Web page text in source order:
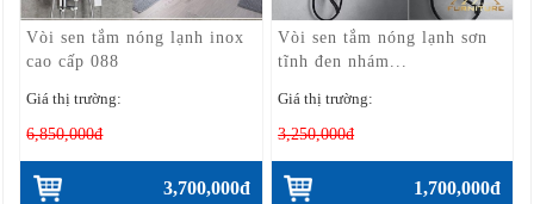
Vòi sen tắm nóng lạnh inox
cao cấp 088
Giá thị trường:
6,850,000đ
3,700,000đ
Vòi sen tắm nóng lạnh sơn
tĩnh đen nhám...
Giá thị trường:
3,250,000đ
1,700,000đ